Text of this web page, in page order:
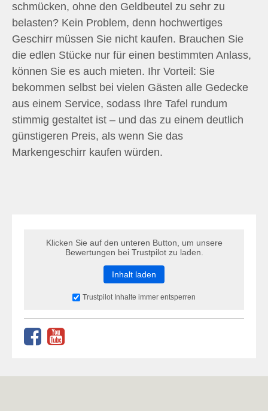
schmücken, ohne den Geldbeutel zu sehr zu
belasten? Kein Problem, denn hochwertiges
Geschirr müssen Sie nicht kaufen. Brauchen Sie
die edlen Stücke nur für einen bestimmten Anlass,
können Sie es auch mieten. Ihr Vorteil: Sie
bekommen selbst bei vielen Gästen alle Gedecke
aus einem Service, sodass Ihre Tafel rundum
stimmig gestaltet ist – und das zu einem deutlich
günstigeren Preis, als wenn Sie das
Markengeschirr kaufen würden.
Klicken Sie auf den unteren Button, um unsere
Bewertungen bei Trustpilot zu laden.
Inhalt laden
Trustpilot Inhalte immer entsperren